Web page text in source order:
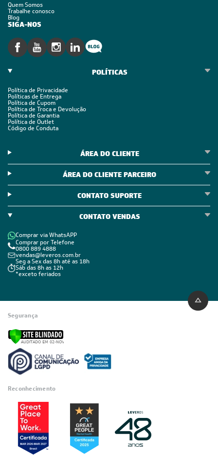
Quem Somos
Trabalhe conosco
Blog
SIGA-NOS
POLÍTICAS
Política de Privacidade
Políticas de Entrega
Política de Cupom
Política de Troca e Devolução
Política de Garantia
Política de Outlet
Código de Conduta
ÁREA DO CLIENTE
ÁREA DO CLIENTE PARCEIRO
CONTATO SUPORTE
CONTATO VENDAS
Comprar via WhatsAPP
Comprar por Telefone
0800 889 4888
vendas@leveros.com.br
Seg a Sex das 8h até as 18h
Sáb das 8h as 12h
*exceto feriados
Segurança
Reconhecimento